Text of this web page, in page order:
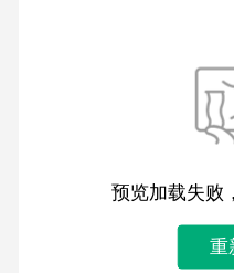
预览加载失败
重